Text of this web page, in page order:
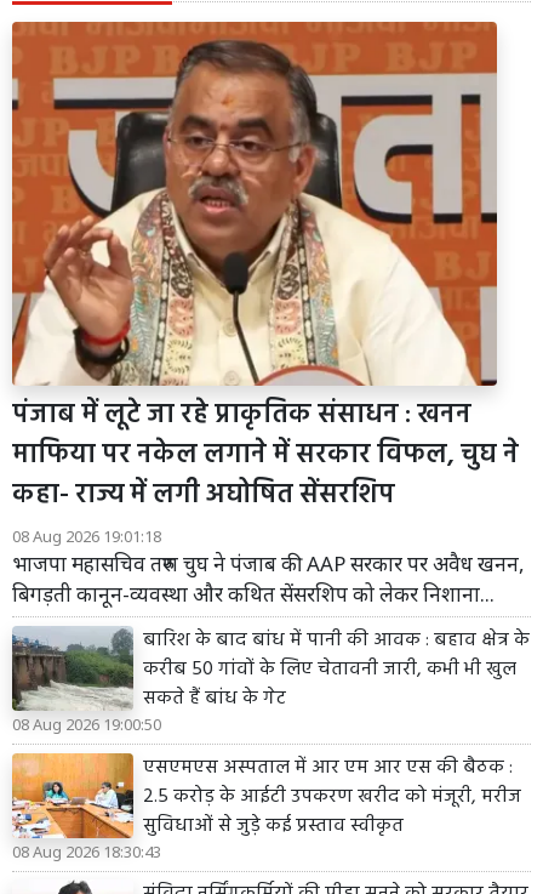
पंजाब में लूटे जा रहे प्राकृतिक संसाधन : खनन
माफिया पर नकेल लगाने में सरकार विफल, चुघ ने
कहा- राज्य में लगी अघोषित सेंसरशिप
08 Aug 2026 19:01:18
भाजपा महासचिव तरुण चुघ ने पंजाब की AAP सरकार पर अवैध खनन,
बिगड़ती कानून-व्यवस्था और कथित सेंसरशिप को लेकर निशाना...
बारिश के बाद बांध में पानी की आवक : बहाव क्षेत्र के
करीब 50 गांवों के लिए चेतावनी जारी, कभी भी खुल
सकते हैं बांध के गेट
08 Aug 2026 19:00:50
एसएमएस अस्पताल में आर एम आर एस की बैठक :
2.5 करोड़ के आईटी उपकरण खरीद को मंजूरी, मरीज
सुविधाओं से जुड़े कई प्रस्ताव स्वीकृत
08 Aug 2026 18:30:43